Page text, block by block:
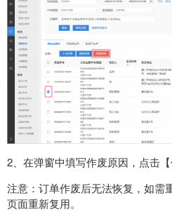
2、在弹窗中填写作废原因，点击【
注意：订单作废后无法恢复，如需
页面重新复用。